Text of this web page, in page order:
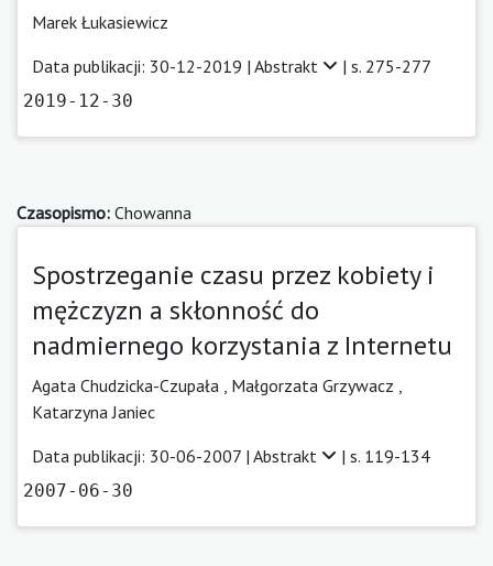
Marek Łukasiewicz
Data publikacji: 30-12-2019 | Abstrakt | s. 275-277
2019-12-30
Czasopismo: Chowanna
Spostrzeganie czasu przez kobiety i
mężczyzn a skłonność do
nadmiernego korzystania z Internetu
Agata Chudzicka-Czupała , Małgorzata Grzywacz ,
Katarzyna Janiec
Data publikacji: 30-06-2007 | Abstrakt | s. 119-134
2007-06-30